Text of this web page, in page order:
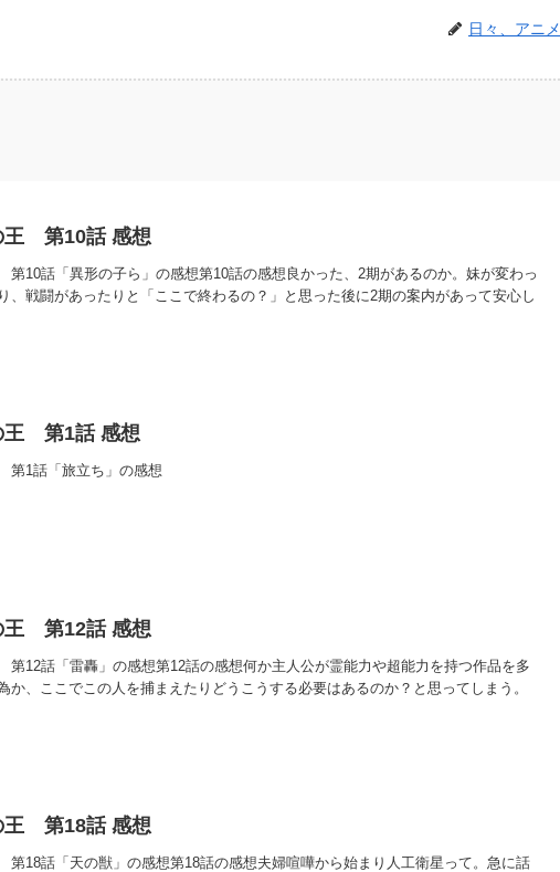
日々、アニメ
王 第10話 感想
10話「異形の子ら」の感想第10話の感想良かった、2期があるのか。妹が変わっ
、戦闘があったりと「ここで終わるの？」と思った後に2期の案内があって安心し
王 第1話 感想
第1話「旅立ち」の感想
王 第12話 感想
12話「雷轟」の感想第12話の感想何か主人公が霊能力や超能力を持つ作品を多
か、ここでこの人を捕まえたりどうこうする必要はあるのか？と思ってしまう。
王 第18話 感想
18話「天の獣」の感想第18話の感想夫婦喧嘩から始まり人工衛星って。急に話